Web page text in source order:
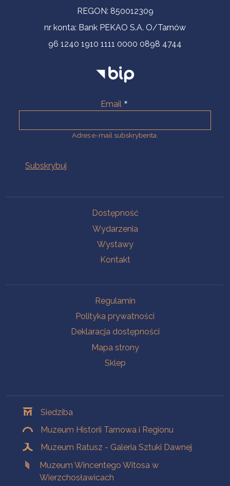
REGON: 850012309
nr konta: Bank PEKAO S.A. O/Tarnów
96 1240 1910 1111 0000 0898 4744
Email
Adres e-mail subskrybenta.
Dostępność
Wydarzenia
Wystawy
Kontakt
Regulamin
Polityka prywatności
Deklaracja dostępności
Mapa strony
Sklep
Siedziba
Muzeum Historii Tarnowa i Regionu
Muzeum Ratusz - Galeria Sztuki Dawnej
Muzeum Wincentego Witosa w
Wierzchosławicach